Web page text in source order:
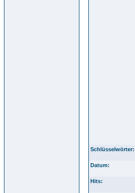
Schlüsselwörter:
Datum:
Hits: